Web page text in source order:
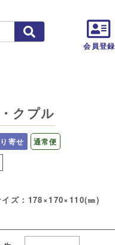
会員登録
クプル
寄せ
通常便
イズ：178×170×110(㎜)